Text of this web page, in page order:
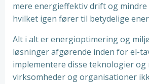
mere energieffektiv drift og
hvilket igen fører til betydelige
Alt i alt er energioptimering og
løsninger afgørende inden for el-
implementere disse teknologier og
virksomheder og organisationer